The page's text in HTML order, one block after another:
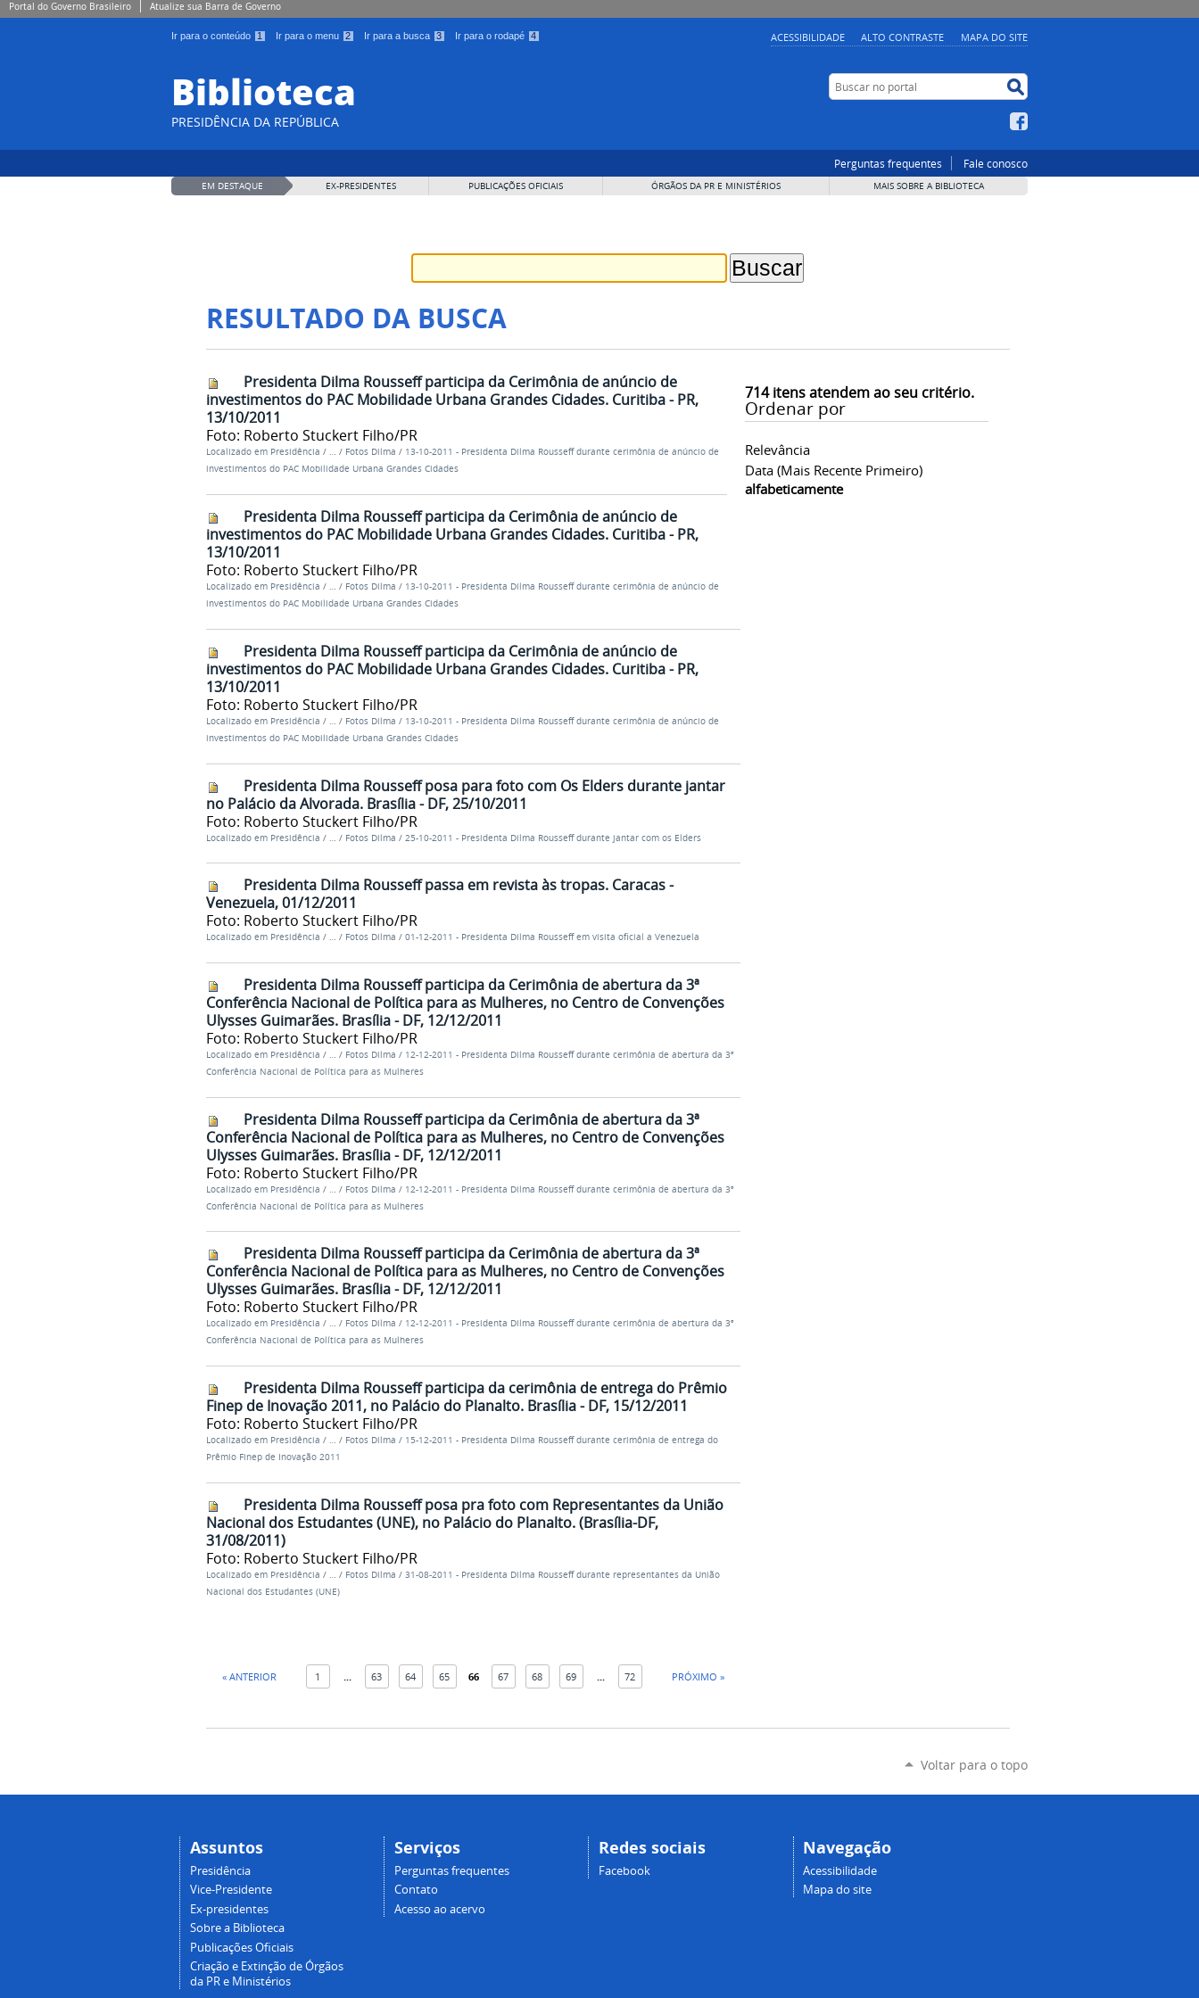
Portal do Governo Brasileiro Atualize sua Barra de Governo
Ir para o conteúdo 1 Ir para o menu 2 Ir para a busca 3 Ir para o rodapé 4 ACESSIBILIDADE ALTO CONTRASTE MAPA DO SITE
Biblioteca
PRESIDÊNCIA DA REPÚBLICA
Buscar no portal
Perguntas frequentes Fale conosco
EM DESTAQUE EX-PRESIDENTES PUBLICAÇÕES OFICIAIS ÓRGÃOS DA PR E MINISTÉRIOS MAIS SOBRE A BIBLIOTECA
RESULTADO DA BUSCA
714itens atendem ao seu critério.
Ordenar por
Relevância
Data (mais Recente Primeiro)
alfabeticamente
Presidenta Dilma Rousseff participa da Cerimônia de anúncio de
investimentos do PAC Mobilidade Urbana Grandes Cidades. Curitiba - PR,
13/10/2011
Foto: Roberto Stuckert Filho/PR
Localizado em Presidência / … / Fotos Dilma / 13-10-2011 - Presidenta Dilma Rousseff durante cerimônia de anúncio de
investimentos do PAC Mobilidade Urbana Grandes Cidades
Presidenta Dilma Rousseff participa da Cerimônia de anúncio de
investimentos do PAC Mobilidade Urbana Grandes Cidades. Curitiba - PR,
13/10/2011
Foto: Roberto Stuckert Filho/PR
Localizado em Presidência / … / Fotos Dilma / 13-10-2011 - Presidenta Dilma Rousseff durante cerimônia de anúncio de
investimentos do PAC Mobilidade Urbana Grandes Cidades
Presidenta Dilma Rousseff participa da Cerimônia de anúncio de
investimentos do PAC Mobilidade Urbana Grandes Cidades. Curitiba - PR,
13/10/2011
Foto: Roberto Stuckert Filho/PR
Localizado em Presidência / … / Fotos Dilma / 13-10-2011 - Presidenta Dilma Rousseff durante cerimônia de anúncio de
investimentos do PAC Mobilidade Urbana Grandes Cidades
Presidenta Dilma Rousseff posa para foto com Os Elders durante jantar
no Palácio da Alvorada. Brasília - DF, 25/10/2011
Foto: Roberto Stuckert Filho/PR
Localizado em Presidência / / Fotos Dilma / 25-10-2011 - Presidenta Dilma Rousseff durante jantar com os Elders
Presidenta Dilma Rousseff passa em revista às tropas. Caracas -
Venezuela, 01/12/2011
Foto: Roberto Stuckert Filho/PR
Localizado em Presidência / … / Fotos Dilma / 01-12-2011 - Presidenta Dilma Rousseff em visita oficial a Venezuela
Presidenta Dilma Rousseff participa da Cerimônia de abertura da 3ª
Conferência Nacional de Política para as Mulheres, no Centro de Convenções
Ulysses Guimarães. Brasília - DF, 12/12/2011
Foto: Roberto Stuckert Filho/PR
Localizado em Presidência / … / Fotos Dilma / 12-12-2011 - Presidenta Dilma Rousseff durante cerimônia de abertura da 3ª
Conferência Nacional de Política para as Mulheres
Presidenta Dilma Rousseff participa da Cerimônia de abertura da 3ª
Conferência Nacional de Política para as Mulheres, no Centro de Convenções
Ulysses Guimarães. Brasília - DF, 12/12/2011
Foto: Roberto Stuckert Filho/PR
Localizado em Presidência / … / Fotos Dilma / 12-12-2011 - Presidenta Dilma Rousseff durante cerimônia de abertura da 3ª
Conferência Nacional de Política para as Mulheres
Presidenta Dilma Rousseff participa da Cerimônia de abertura da 3ª
Conferência Nacional de Política para as Mulheres, no Centro de Convenções
Ulysses Guimarães. Brasília - DF, 12/12/2011
Foto: Roberto Stuckert Filho/PR
Localizado em Presidência / … / Fotos Dilma / 12-12-2011 - Presidenta Dilma Rousseff durante cerimônia de abertura da 3ª
Conferência Nacional de Política para as Mulheres
Presidenta Dilma Rousseff participa da cerimônia de entrega do Prêmio
Finep de Inovação 2011, no Palácio do Planalto. Brasília - DF, 15/12/2011
Foto: Roberto Stuckert Filho/PR
Localizado em Presidência / … / Fotos Dilma / 15-12-2011 - Presidenta Dilma Rousseff durante cerimônia de entrega do
Prêmio Finep de Inovação 2011
Presidenta Dilma Rousseff posa pra foto com Representantes da União
Nacional dos Estudantes (UNE), no Palácio do Planalto. (Brasília-DF,
31/08/2011)
Foto: Roberto Stuckert Filho/PR
Localizado em Presidência / … / Fotos Dilma / 31-08-2011 - Presidenta Dilma Rousseff durante representantes da União
Nacional dos Estudantes (UNE)
« ANTERIOR 1 63 64 65 66 67 68 69 72 PRÓXIMO »
Voltar para o topo
Assuntos
Presidência
Vice-Presidente
Ex-presidentes
Sobre a Biblioteca
Publicações Oficiais
Criação e Extinção de Órgãos
da PR e Ministérios
Serviços
Perguntas frequentes
Contato
Acesso ao acervo
Redes sociais
Facebook
Navegação
Acessibilidade
Mapa do site